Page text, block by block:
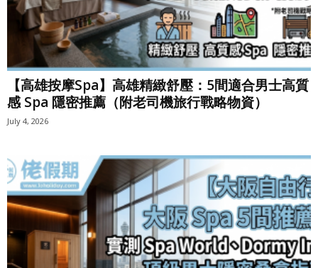
【高雄按摩Spa】高雄精緻舒壓：5間適合男士高質
感 Spa 隱密推薦（附老司機旅行戰略物資）
July 4, 2026